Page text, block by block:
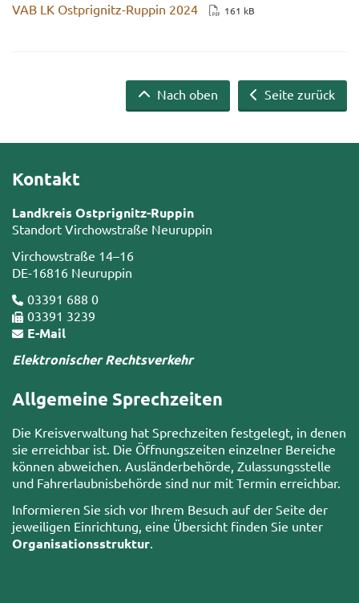
VAB LK Ostprignitz-​Ruppin 2024 161 kB
Seite zurück
Nach oben
Kontakt
Landkreis Ostprignitz-Ruppin
Standort Virchowstraße Neuruppin
Virchowstraße 14–16
DE-16816 Neuruppin
03391 688 0
03391 3239
E-Mail
Elektronischer Rechtsverkehr
Allgemeine Sprechzeiten
Die Kreisverwaltung hat Sprechzeiten festgelegt, in denen
sie erreichbar ist. Die Öffnungszeiten einzelner Bereiche
können abweichen. Ausländerbehörde, Zulassungsstelle
und Fahrerlaubnisbehörde sind nur mit Termin erreichbar.
Informieren Sie sich vor Ihrem Besuch auf der Seite der
jeweiligen Einrichtung, eine Übersicht finden Sie unter
Organisationsstruktur